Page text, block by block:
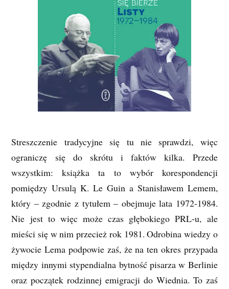
Streszczenie tradycyjne się tu nie sprawdzi, więc
ograniczę się do skrótu i faktów kilka. Przede
wszystkim: książka ta to wybór korespondencji
pomiędzy Ursulą K. Le Guin a Stanisławem Lemem,
który – zgodnie z tytułem – obejmuje lata 1972-1984.
Nie jest to więc może czas głębokiego PRL-u, ale
mieści się w nim przecież rok 1981. Odrobina wiedzy o
żywocie Lema podpowie zaś, że na ten okres przypada
między innymi stypendialna bytność pisarza w Berlinie
oraz początek rodzinnej emigracji do Wiednia. To zaś